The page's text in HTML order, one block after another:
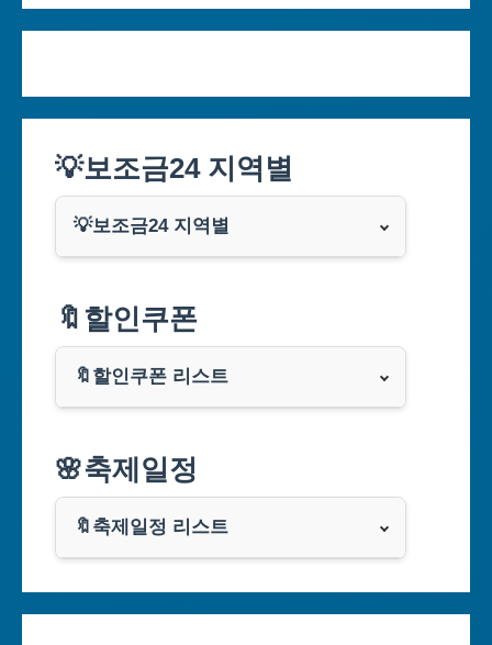
💡보조금24 지역별
💡보조금24 지역별
부산광역시
대구광역시
인천광역시
광주광역시
대전광역시
🔖할인쿠폰
🔖할인쿠폰 리스트
쿠팡
클룩
🌸축제일정
🔖축제일정 리스트